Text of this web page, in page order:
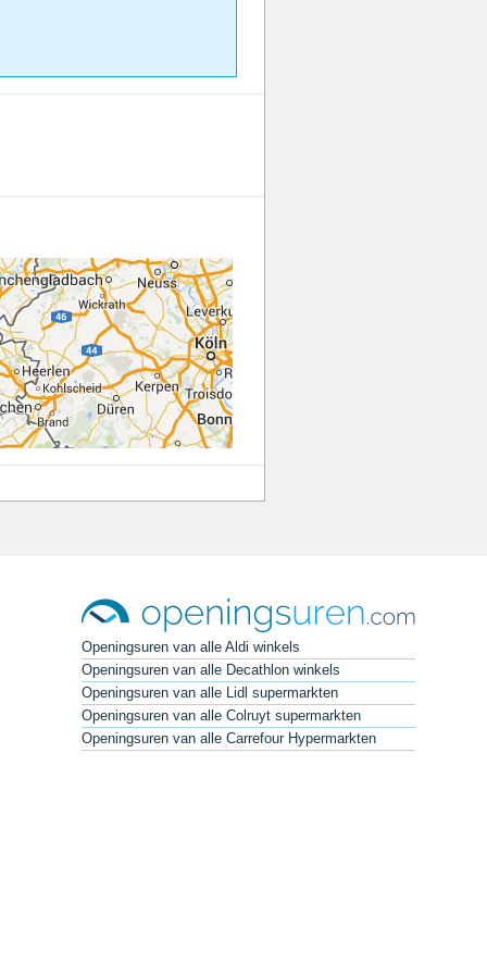
Openingsuren van alle Aldi winkels
Openingsuren van alle Decathlon winkels
Openingsuren van alle Lidl supermarkten
Openingsuren van alle Colruyt supermarkten
Openingsuren van alle Carrefour Hypermarkten